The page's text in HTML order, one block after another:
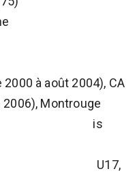
à août 2004), CA
Montrouge
Rennais (depuis
: 2 en U16, 7 en U17,